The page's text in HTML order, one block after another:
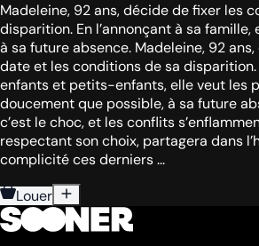
Madeleine, 92 ans, décide de fixer les
disparition. En l’annonçant à sa
à sa future absence. Madeleine, 92
date et les conditions de sa disparition.
enfants et petits-enfants, elle veut les
doucement que possible, à sa future
c’est le choc, et les conflits
respectant son choix, partagera dans
complicité ces derniers ...
Louer